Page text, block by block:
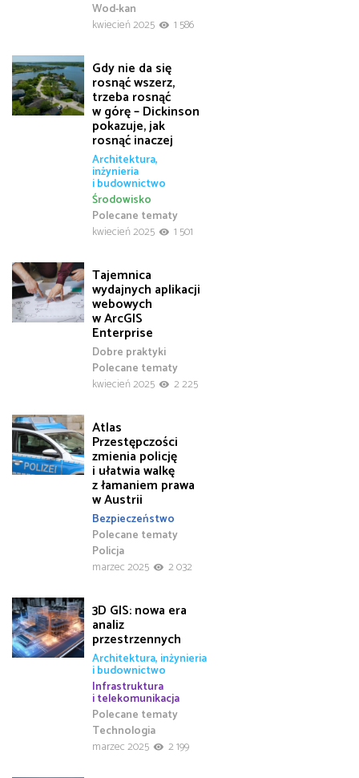
Wod-kan
kwiecień 2025
1 586
Gdy nie da się
rosnąć wszerz,
trzeba rosnąć
w górę – Dickinson
pokazuje, jak
rosnąć inaczej
Architektura,
inżynieria
i budownictwo
Polecane tematy
Środowisko
kwiecień 2025
1 501
Tajemnica
wydajnych aplikacji
webowych
w ArcGIS
Enterprise
Dobre praktyki
Polecane tematy
kwiecień 2025
2 225
Atlas
Przestępczości
zmienia policję
i ułatwia walkę
z łamaniem prawa
w Austrii
Bezpieczeństwo
Polecane tematy
Policja
marzec 2025
2 032
3D GIS: nowa era
analiz
przestrzennych
Architektura, inżynieria
i budownictwo
Infrastruktura
i telekomunikacja
Polecane tematy
Technologia
marzec 2025
2 199